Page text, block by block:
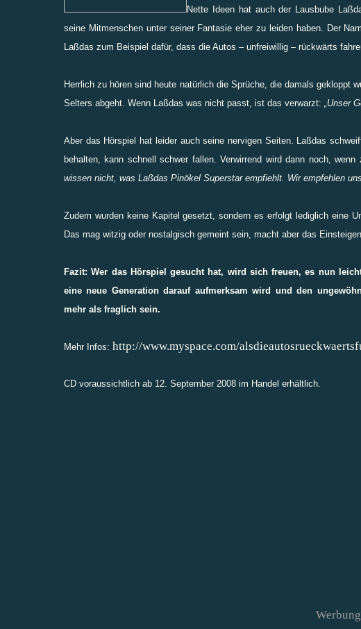
Nette Ideen hat auch der Lausbube
seine Mitmenschen unter seiner Fantasie eher zu leiden haben. Der
Laßdas zum Beispiel dafür, dass die Autos – unfreiwillig – rückwärts
Herrlich zu hören sind heute natürlich die Sprüche, die damals gekloppt
Selters abgeht. Wenn Laßdas was nicht passt, ist das verwarzt:
„Unser
Aber das Hörspiel hat leider auch seine nervigen Seiten. Laßdas
behalten, kann schnell schwer fallen. Verwirrend wird dann noch,
wissen nicht, was Laßdas Pinökel Superstar empfiehlt. Wir empfehlen
Zudem wurden keine Kapitel gesetzt, sondern es erfolgt lediglich eine
Das mag witzig oder nostalgisch gemeint sein, macht aber das
Fazit: Wer das Hörspiel gesucht hat, wird sich freuen, es nun
eine neue Generation darauf aufmerksam wird und den
mehr als fraglich sein.
Mehr Infos: http://www.myspace.com/
CD voraussichtlich ab 12. September 2008 im Handel erhältlich.
Werbung